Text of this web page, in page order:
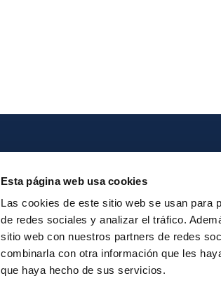
Esta página web usa cookies
Las cookies de este sitio web se usan para
de redes sociales y analizar el tráfico.
sitio web con nuestros partners de redes
combinarla con otra información que les
que haya hecho de sus servicios.